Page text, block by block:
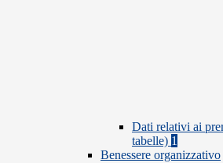
Dati relativi ai
tabelle) 1
Benessere organizzativo